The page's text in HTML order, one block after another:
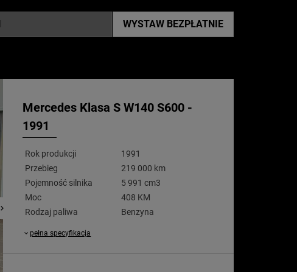
WYSTAW BEZPŁATNIE
Mercedes Klasa S W140 S600 -
1991
Rok produkcji
1991
Przebieg
219 000 km
Pojemność silnika
5 991 cm3
Moc
408 KM
Rodzaj paliwa
Benzyna
pełna specyfikacja